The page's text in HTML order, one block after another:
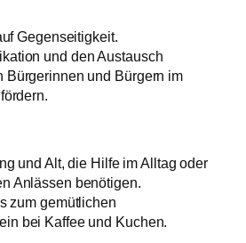
Gegenseitigkeit.
und den Austausch
Bürgerinnen und Bürgern im
und Alt, die Hilfe im Alltag oder
Anlässen benötigen.
zum gemütlichen
bei Kaffee und Kuchen.